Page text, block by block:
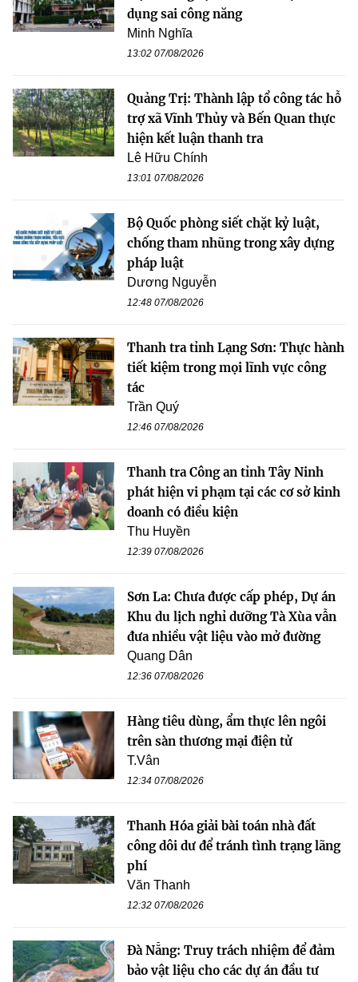
dụng sai công năng
Minh Nghĩa
13:02 07/08/2026
Quảng Trị: Thành lập tổ công tác hỗ
trợ xã Vĩnh Thủy và Bến Quan thực
hiện kết luận thanh tra
Lê Hữu Chính
13:01 07/08/2026
Bộ Quốc phòng siết chặt kỷ luật,
chống tham nhũng trong xây dựng
pháp luật
Dương Nguyễn
12:48 07/08/2026
Thanh tra tỉnh Lạng Sơn: Thực hành
tiết kiệm trong mọi lĩnh vực công
tác
Trần Quý
12:46 07/08/2026
Thanh tra Công an tỉnh Tây Ninh
phát hiện vi phạm tại các cơ sở kinh
doanh có điều kiện
Thu Huyền
12:39 07/08/2026
Sơn La: Chưa được cấp phép, Dự án
Khu du lịch nghỉ dưỡng Tà Xùa vẫn
đưa nhiều vật liệu vào mở đường
Quang Dân
12:36 07/08/2026
Hàng tiêu dùng, ẩm thực lên ngôi
trên sàn thương mại điện tử
T.Vân
12:34 07/08/2026
Thanh Hóa giải bài toán nhà đất
công dôi dư để tránh tình trạng lãng
phí
Văn Thanh
12:32 07/08/2026
Đà Nẵng: Truy trách nhiệm để đảm
bảo vật liệu cho các dự án đầu tư